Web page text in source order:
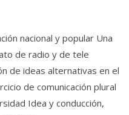
nacional y popular Una
de radio y de tele
de ideas alternativas en el
de comunicación plural
Idea y conducción,